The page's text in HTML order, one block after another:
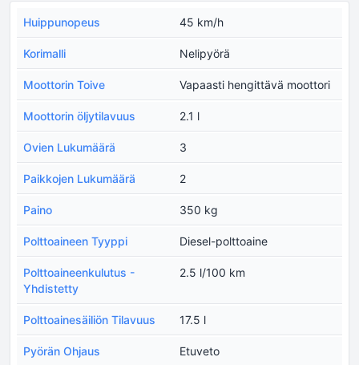
Huippunopeus 45 km/h
Korimalli Nelipyörä
Moottorin Toive Vapaasti hengittävä moottori
Moottorin öljytilavuus 2.1 l
Ovien Lukumäärä 3
Paikkojen Lukumäärä 2
Paino 350 kg
Polttoaineen Tyyppi Diesel-polttoaine
Polttoaineenkulutus -
Yhdistetty
2.5 l/100 km
Polttoainesäiliön Tilavuus 17.5 l
Pyörän Ohjaus Etuveto